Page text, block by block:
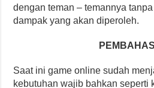
dengan teman – temannya
dampak yang akan diperoleh.
Saat ini game online sudah
kebutuhan wajib bahkan seperti